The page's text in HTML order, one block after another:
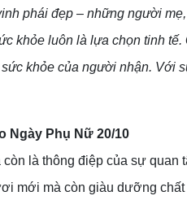
phái đẹp – những người
khỏe luôn là lựa chọn tinh tế.
khỏe của người nhận.
Ngày Phụ Nữ 20/10
là thông điệp của sự
mới mà còn giàu dưỡng